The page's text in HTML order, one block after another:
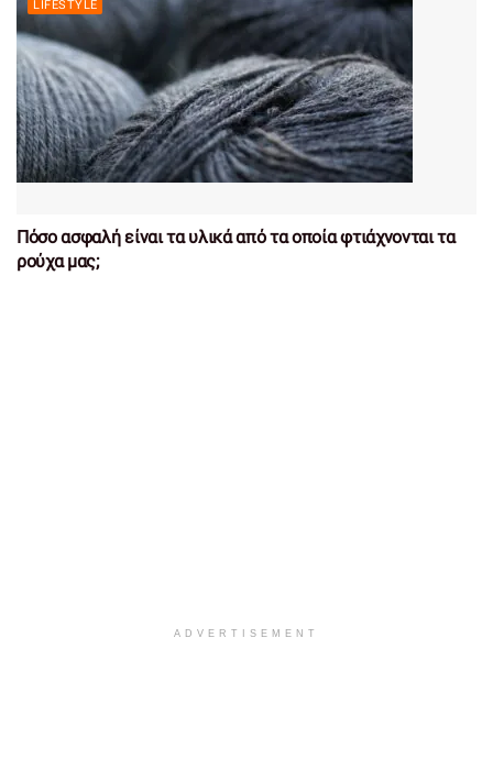
LIFESTYLE
Πόσο ασφαλή είναι τα υλικά από τα οποία φτιάχνονται τα
ρούχα μας;
ADVERTISEMENT